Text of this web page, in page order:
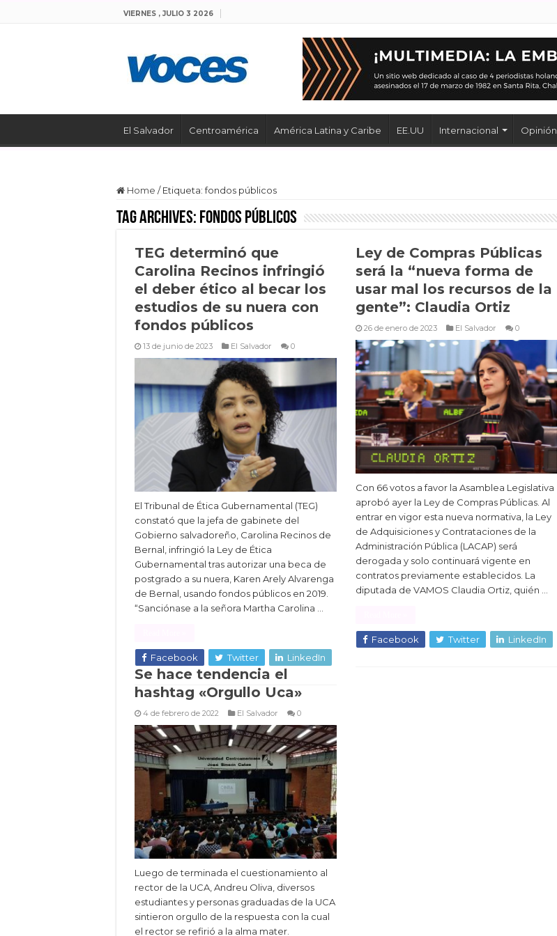
VIERNES , JULIO 3 2026
El Salvador Centroamérica América Latina y Caribe EE.UU Internacional Opinión
Home / Etiqueta:fondos públicos
Tag Archives: fondos públicos
TEG determinó que
Carolina Recinos infringió
el deber ético al becar los
estudios de su nuera con
fondos públicos
13 de junio de 2023 El Salvador 0
El Tribunal de Ética Gubernamental (TEG)
constató que la jefa de gabinete del
Gobierno salvadoreño, Carolina Recinos de
Bernal, infringió la Ley de Ética
Gubernamental tras autorizar una beca de
postgrado a su nuera, Karen Arely Alvarenga
de Bernal, usando fondos públicos en 2019.
“Sanciónase a la señora Martha Carolina …
Facebook Twitter LinkedIn
Ley de Compras Públicas
será la “nueva forma de
usar mal los recursos de la
gente”: Claudia Ortiz
26 de enero de 2023 El Salvador 0
Con 66 votos a favor la Asamblea Legislativa
aprobó ayer la Ley de Compras Públicas. Al
entrar en vigor esta nueva normativa, la Ley
de Adquisiciones y Contrataciones de la
Administración Pública (LACAP) será
derogada y solo continuará vigente en
contratos previamente establecidos. La
diputada de VAMOS Claudia Ortiz, quién …
Facebook Twitter LinkedIn
Se hace tendencia el
hashtag «Orgullo Uca»
4 de febrero de 2022 El Salvador 0
Luego de terminada el cuestionamiento al
rector de la UCA, Andreu Oliva, diversos
estudiantes y personas graduadas de la UCA
sintieron orgullo de la respuesta con la cual
el rector se refirió a la alma mater.